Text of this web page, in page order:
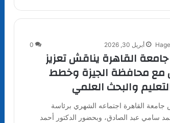
أبريل 30, 2026 0
القاهرة يناقش تعزيز
مع محافظة الجيزة وخطط
والبحث العلمي
القاهرة اجتماعه الشهري برئاسة
سامي عبد الصادق، وبحضور الدكتور أحمد